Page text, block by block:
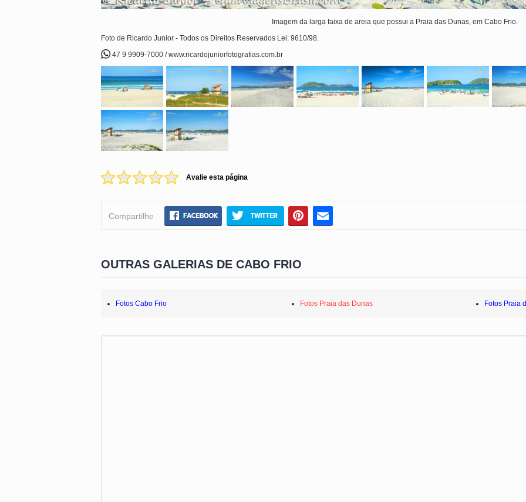
Imagem da larga faixa de areia que possui a Praia das Dunas, em Cabo Frio.
Foto de Ricardo Junior - Todos os Direitos Reservados Lei: 9610/98.
47 9 9909-7000 / www.ricardojuniorfotografias.com.br
Avalie esta página
Compartilhe
OUTRAS GALERIAS DE CABO FRIO
Fotos Cabo Frio Fotos Praia das Dunas Fotos Praia